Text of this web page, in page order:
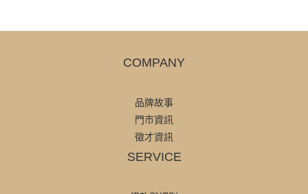
COMPANY
品牌故事
門市資訊
徵才資訊
SERVICE